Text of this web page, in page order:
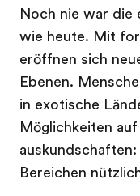
Noch nie war die
wie heute. Mit
eröffnen sich
Ebenen.
in exotische
Möglichkeiten
Bereichen